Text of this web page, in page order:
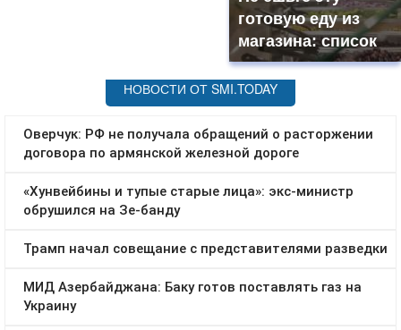
готовую еду из
магазина: список